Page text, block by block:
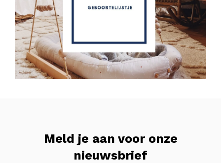
Meld je aan voor onze
nieuwsbrief